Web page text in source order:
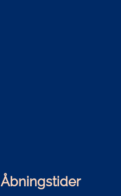
Åbningstider